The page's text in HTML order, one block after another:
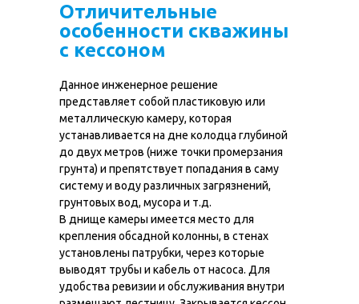
Отличительные
особенности скважины
с кессоном
Данное инженерное решение
представляет собой пластиковую или
металлическую камеру, которая
устанавливается на дне колодца глубиной
до двух метров (ниже точки промерзания
грунта) и препятствует попадания в саму
систему и воду различных загрязнений,
грунтовых вод, мусора и т.д.
В днище камеры имеется место для
крепления обсадной колонны, в стенах
установлены патрубки, через которые
выводят трубы и кабель от насоса. Для
удобства ревизии и обслуживания внутри